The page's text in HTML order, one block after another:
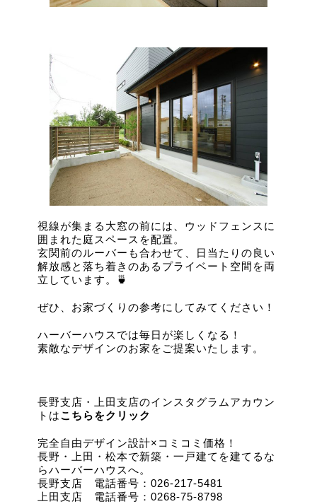
視線が集まる大窓の前には、ウッドフェンスに
囲まれた庭スペースを配置。
玄関前のルーバーも合わせて、日当たりの良い
解放感と落ち着きのあるプライベート空間を両
立しています。🍵
ぜひ、お家づくりの参考にしてみてください！
ハーバーハウスでは毎日が楽しくなる！
素敵なデザインのお家をご提案いたします。
長野支店・上田支店のインスタグラムアカウン
トはこちらをクリック
完全自由デザイン設計×コミコミ価格！
長野・上田・松本で新築・一戸建てを建てるな
らハーバーハウスへ。
長野支店 電話番号：026-217-5481
上田支店 電話番号：0268-75-8798